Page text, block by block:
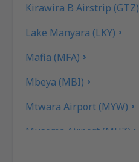
Kirawira B Airstrip (GTZ)
Lake Manyara (LKY)
Mafia (MFA)
Mbeya (MBI)
Mtwara Airport (MYW)
Musoma Airport (MUZ)